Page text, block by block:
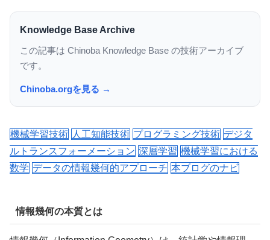
Knowledge Base Archive
この記事は Chinoba Knowledge Base の技術アーカイブ
です。
Chinoba.orgを見る →
機械学習技術 人工知能技術 プログラミング技術 デジタ
ルトランスフォーメーション 深層学習 機械学習における
数学 データの情報幾何的アプローチ 本ブログのナビ
情報幾何の本質とは